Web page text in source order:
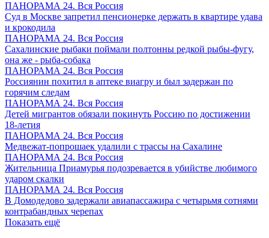
ПАНОРАМА 24. Вся Россия
Суд в Москве запретил пенсионерке держать в квартире удава
и крокодила
ПАНОРАМА 24. Вся Россия
Сахалинские рыбаки поймали полтонны редкой рыбы-фугу,
она же - рыба-собака
ПАНОРАМА 24. Вся Россия
Россиянин похитил в аптеке виагру и был задержан по
горячим следам
ПАНОРАМА 24. Вся Россия
Детей мигрантов обязали покинуть Россию по достижении
18-летия
ПАНОРАМА 24. Вся Россия
Медвежат-попрошаек удалили с трассы на Сахалине
ПАНОРАМА 24. Вся Россия
Жительница Приамурья подозревается в убийстве любимого
ударом скалки
ПАНОРАМА 24. Вся Россия
В Домодедово задержали авиапассажира с четырьмя сотнями
контрабандных черепах
Показать ещё